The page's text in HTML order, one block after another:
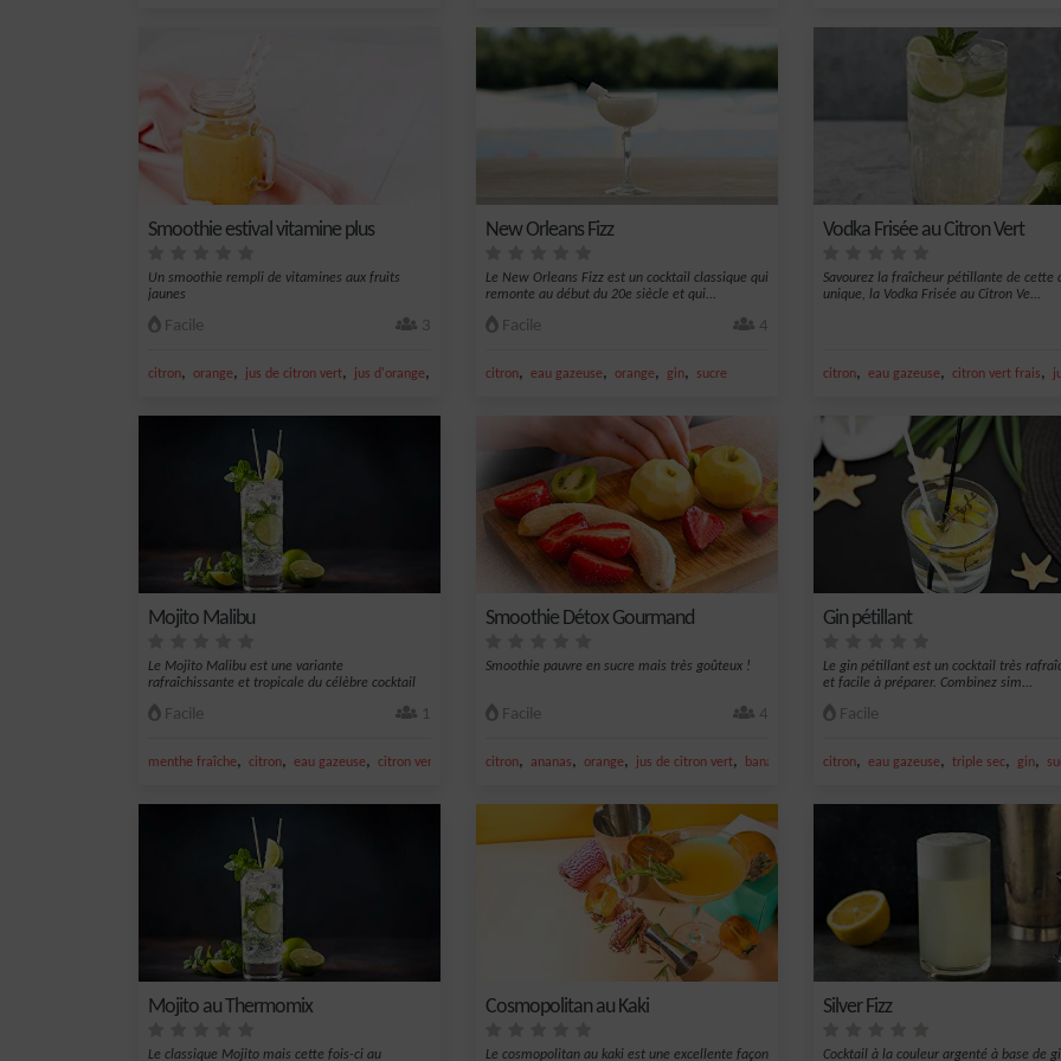
Smoothie estival vitamine plus
Un smoothie rempli de vitamines aux fruits
jaunes
Facile 3
citron, orange, jus de citron vert, jus d'orange,
New Orleans Fizz
Le New Orleans Fizz est un cocktail classique qui
remonte au début du 20e siècle et qui...
Facile 4
citron, eau gazeuse, orange, gin, sucre
Vodka Frisée au Citron Vert
Savourez la fraîcheur pétillante de cette
unique, la Vodka Frisée au Citron Ve...
citron, eau gazeuse, citron vert frais,
Mojito Malibu
Le Mojito Malibu est une variante
rafraîchissante et tropicale du célèbre cocktail
Facile 1
menthe fraîche, citron, eau gazeuse, citron vert frais jus de citron vert
Smoothie Détox Gourmand
Smoothie pauvre en sucre mais très goûteux !
Facile 4
citron, ananas, orange, jus de citron vert, banane
Gin pétillant
Le gin pétillant est un cocktail très
et facile à préparer. Combinez sim...
Facile
citron, eau gazeuse, triple sec, gin,
Mojito au Thermomix
Le classique Mojito mais cette fois-ci au
Cosmopolitan au Kaki
Le cosmopolitan au kaki est une excellente façon
Silver Fizz
Cocktail à la couleur argenté à base de